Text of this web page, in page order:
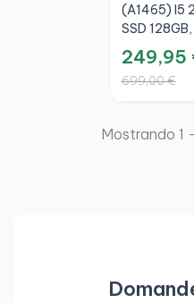
(A1465) I5
SSD
Argento, A+
249,95
699,00 €
Mostrando 1 -